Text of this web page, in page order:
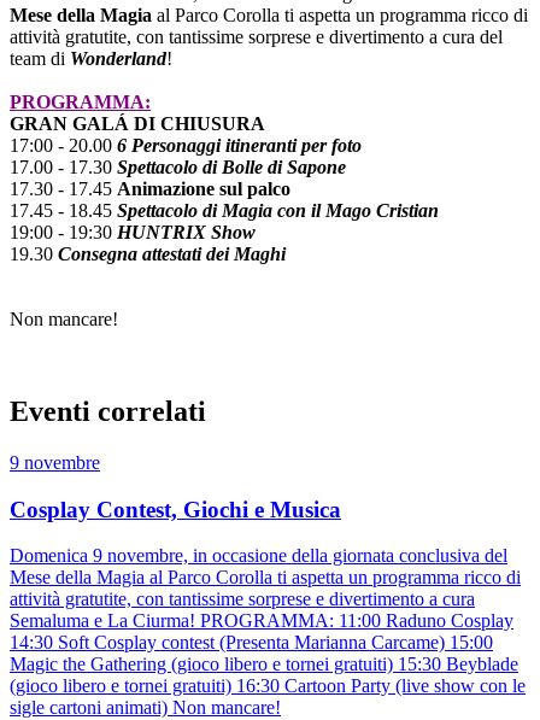
Mese della Magia al Parco Corolla ti aspetta un programma ricco di
attività gratutite, con tantissime sorprese e divertimento a cura del
team di Wonderland!
PROGRAMMA:
GRAN GALÁ DI CHIUSURA
17:00 - 20.00 6 Personaggi itineranti per foto
17.00 - 17.30 Spettacolo di Bolle di Sapone
17.30 - 17.45 Animazione sul palco
17.45 - 18.45 Spettacolo di Magia con il Mago Cristian
19:00 - 19:30 HUNTRIX Show
19.30 Consegna attestati dei Maghi
Non mancare!
Eventi correlati
9 novembre
Cosplay Contest, Giochi e Musica
Domenica 9 novembre, in occasione della giornata conclusiva del
Mese della Magia al Parco Corolla ti aspetta un programma ricco di
attività gratutite, con tantissime sorprese e divertimento a cura
Semaluma e La Ciurma! PROGRAMMA: 11:00 Raduno Cosplay
14:30 Soft Cosplay contest (Presenta Marianna Carcame) 15:00
Magic the Gathering (gioco libero e tornei gratuiti) 15:30 Beyblade
(gioco libero e tornei gratuiti) 16:30 Cartoon Party (live show con le
sigle cartoni animati) Non mancare!